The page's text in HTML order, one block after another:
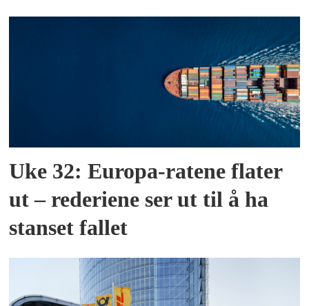
Uke 32: Europa-ratene flater
ut – rederiene ser ut til å ha
stanset fallet